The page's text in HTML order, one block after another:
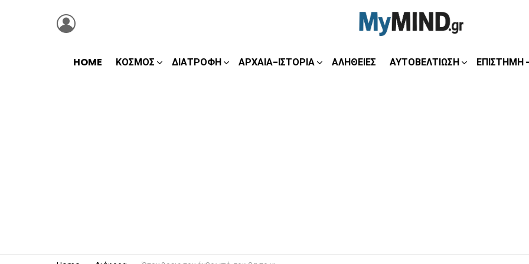
HOME ΚΌΣΜΟΣ ΔΙΑΤΡΟΦΉ ΑΡΧΑΊΑ-ΙΣΤΟΡΊΑ ΑΛΉΘΕΙΕΣ ΑΥΤΟΒΕΛΤΊΩΣΗ ΕΠΙΣΤΉΜΗ